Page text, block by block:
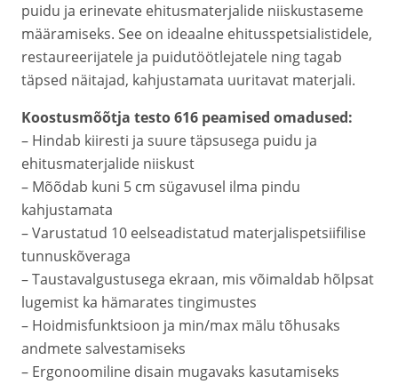
puidu ja erinevate ehitusmaterjalide niiskustaseme
määramiseks. See on ideaalne ehitusspetsialistidele,
restaureerijatele ja puidutöötlejatele ning tagab
täpsed näitajad, kahjustamata uuritavat materjali.
Koostusmõõtja testo 616 peamised omadused:
– Hindab kiiresti ja suure täpsusega puidu ja
ehitusmaterjalide niiskust
– Mõõdab kuni 5 cm sügavusel ilma pindu
kahjustamata
– Varustatud 10 eelseadistatud materjalispetsiifilise
tunnuskõveraga
– Taustavalgustusega ekraan, mis võimaldab hõlpsat
lugemist ka hämarates tingimustes
– Hoidmisfunktsioon ja min/max mälu tõhusaks
andmete salvestamiseks
– Ergonoomiline disain mugavaks kasutamiseks